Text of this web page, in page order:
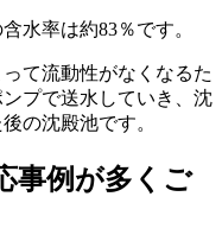
水率は約83％です。
て流動性がなくなるた
プで送水していき、沈
の沈殿池です。
事例が多くご